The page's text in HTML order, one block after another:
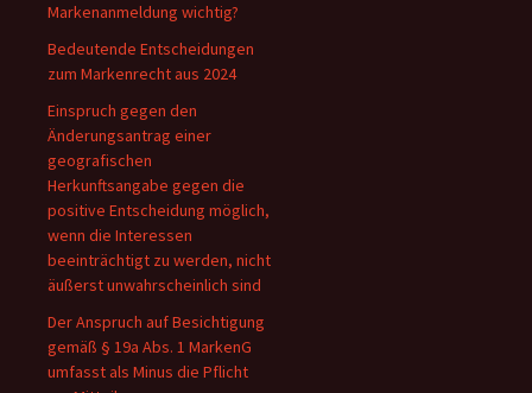
Markenanmeldung wichtig?
Bedeutende Entscheidungen
zum Markenrecht aus 2024
Einspruch gegen den
Änderungsantrag einer
geografischen
Herkunftsangabe gegen die
positive Entscheidung möglich,
wenn die Interessen
beeinträchtigt zu werden, nicht
äußerst unwahrscheinlich sind
Der Anspruch auf Besichtigung
gemäß § 19a Abs. 1 MarkenG
umfasst als Minus die Pflicht